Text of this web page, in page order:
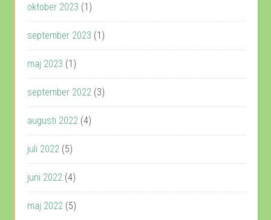
oktober 2023 (1)
september 2023 (1)
maj 2023 (1)
september 2022 (3)
augusti 2022 (4)
juli 2022 (5)
juni 2022 (4)
maj 2022 (5)